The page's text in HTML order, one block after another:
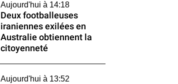
Aujourd'hui à 14:18
Deux footballeuses
iraniennes exilées en
Australie obtiennent la
citoyenneté
Aujourd'hui à 13:52